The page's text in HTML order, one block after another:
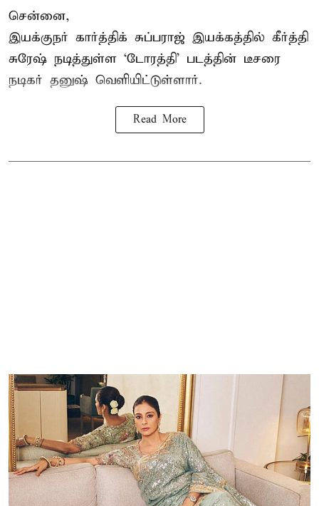
சென்னை,
இயக்குநர் கார்த்திக் சுப்பராஜ் இயக்கத்தில் கீர்த்தி
சுரேஷ் நடித்துள்ள `டோரத்தி' படத்தின் டீசரை
நடிகர் தனுஷ் வெளியிட்டுள்ளார்.
Read More